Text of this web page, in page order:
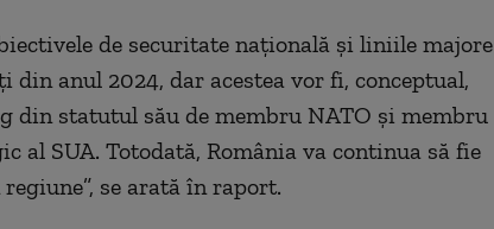
de securitate naţională şi liniile majore
din anul 2024, dar acestea vor fi, conceptual,
din statutul său de membru NATO şi membru
al SUA. Totodată, România va continua să fie
se arată în raport.